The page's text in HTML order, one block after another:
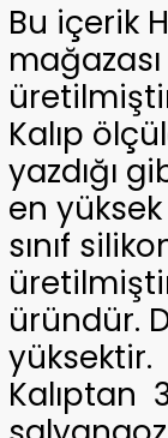
Bu içerik
Kalıp
yazdığı
en
sınıf
üründür.
yüksektir.
Kalıptan